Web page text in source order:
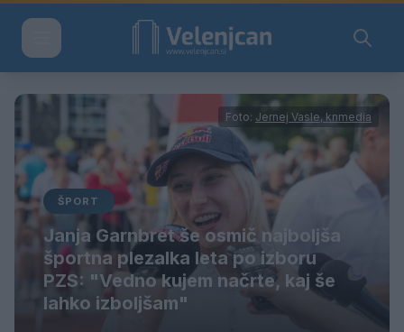
Foto: Jernej Vasle, knmedia
ŠPORT
Janja Garnbret še osmič najboljša
športna plezalka leta po izboru
PZS: "Vedno kujem načrte, kaj še
lahko izboljšam"